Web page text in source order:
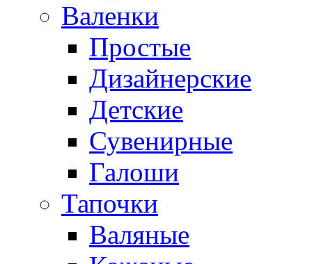
Валенки
Простые
Дизайнерские
Детские
Сувенирные
Галоши
Тапочки
Валяные